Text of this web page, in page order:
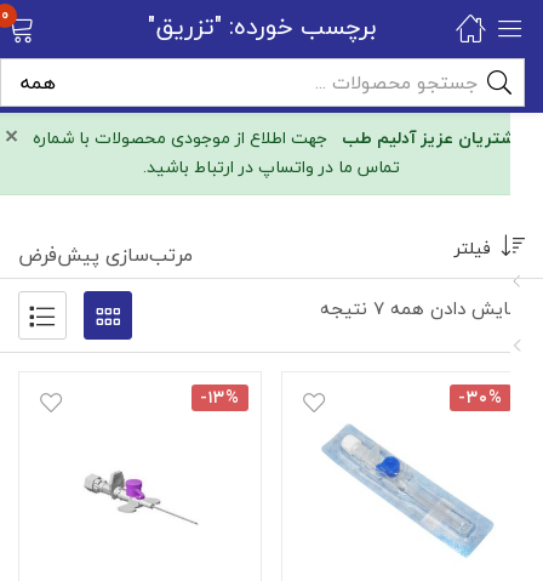
× مشتریان عزیز آدلیم طبجهت اطلاع از موجودی محصولات با شماره
تماس ما در واتساپ در ارتباط باشید.
برچسب خورده: "تزریق" 0
نمایش دادن همه ۷ نتیجه
فیلتر مرتب‌سازی پیش‌فرض
-۳۰% -۱۳%